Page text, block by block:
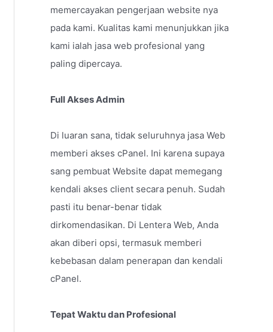
memercayakan pengerjaan website nya
pada kami. Kualitas kami menunjukkan jika
kami ialah jasa web profesional yang
paling dipercaya.
Full Akses Admin
Di luaran sana, tidak seluruhnya jasa Web
memberi akses cPanel. Ini karena supaya
sang pembuat Website dapat memegang
kendali akses client secara penuh. Sudah
pasti itu benar-benar tidak
dirkomendasikan. Di Lentera Web, Anda
akan diberi opsi, termasuk memberi
kebebasan dalam penerapan dan kendali
cPanel.
Tepat Waktu dan Profesional